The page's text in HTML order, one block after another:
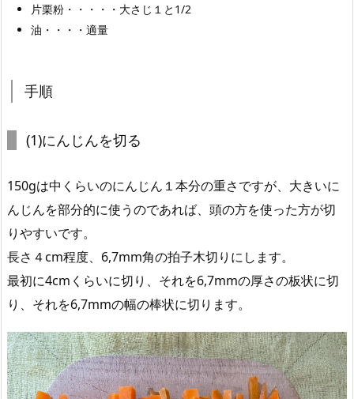
片栗粉・・・・・大さじ１と1/2
油・・・・適量
手順
(1)にんじんを切る
150gは中くらいのにんじん１本分の重さですが、大きいに
んじんを部分的に使うのであれば、頭の方を使った方が切
りやすいです。
長さ４cm程度、6,7mm角の拍子木切りにします。
最初に4cmくらいに切り、それを6,7mmの厚さの板状に切
り、それを6,7mmの幅の棒状に切ります。